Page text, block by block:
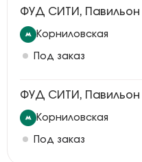
ФУД СИТИ, Павильон
Корниловская
Под заказ
ФУД СИТИ, Павильон
Корниловская
Под заказ